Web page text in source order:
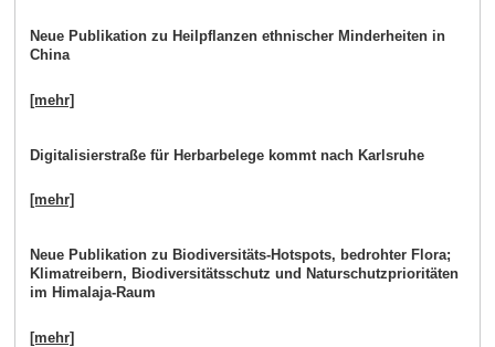
Neue Publikation zu Heilpflanzen ethnischer Minderheiten in
China
[mehr]
Digitalisierstraße für Herbarbelege kommt nach Karlsruhe
[mehr]
Neue Publikation zu Biodiversitäts-Hotspots, bedrohter Flora;
Klimatreibern, Biodiversitätsschutz und Naturschutzprioritäten
im Himalaja-Raum
[mehr]